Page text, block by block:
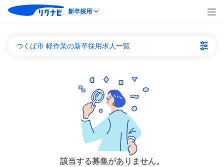
新卒採用
つくば市 軽作業の新卒採用求人一覧
該当する募集がありません。